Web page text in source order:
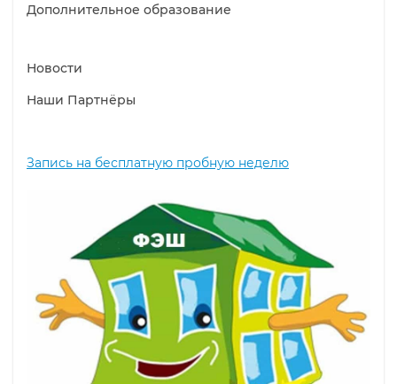
Дополнительное образование
Новости
Наши Партнёры
Запись на бесплатную пробную неделю